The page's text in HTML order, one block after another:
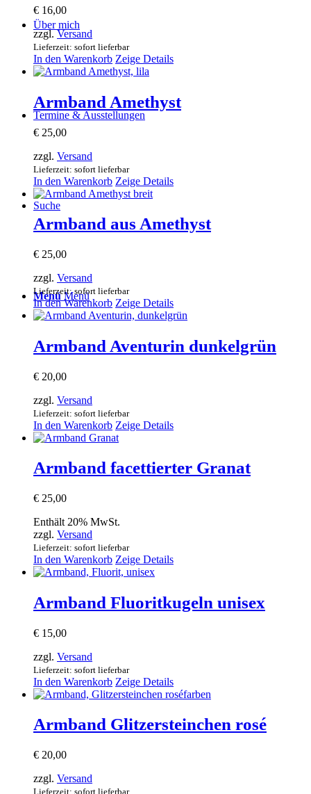
Über mich
Termine & Ausstellungen
Suche
Menü Menü
€ 16,00
zzgl.Versand
Lieferzeit: sofort lieferbar
In den Warenkorb Zeige Details
Armband Amethyst
€ 25,00
zzgl. Versand
Lieferzeit: sofort lieferbar
In den Warenkorb Zeige Details
Armband aus Amethyst
€ 25,00
zzgl. Versand
Lieferzeit: sofort lieferbar
In den Warenkorb Zeige Details
Armband Aventurin dunkelgrün
€ 20,00
zzgl. Versand
Lieferzeit: sofort lieferbar
In den Warenkorb Zeige Details
Armband facettierter Granat
€ 25,00
Enthält 20% MwSt.
zzgl. Versand
Lieferzeit: sofort lieferbar
In den Warenkorb Zeige Details
Armband Fluoritkugeln unisex
€ 15,00
zzgl. Versand
Lieferzeit: sofort lieferbar
In den Warenkorb Zeige Details
Armband Glitzersteinchen rosé
€ 20,00
zzgl. Versand
Lieferzeit: sofort lieferbar